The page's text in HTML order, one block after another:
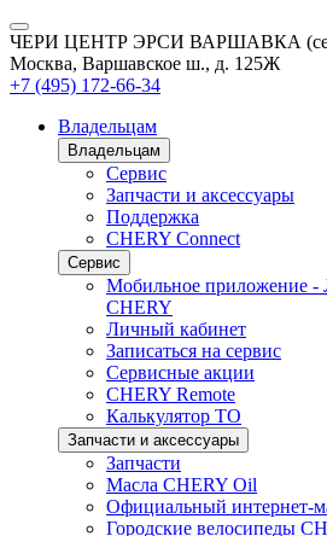
ЧЕРИ ЦЕНТР ЭРСИ ВАРШАВКА
Москва, Варшавское ш., д. 125Ж
+7 (495) 172-66-34
Владельцам
Владельцам
Сервис
Запчасти и аксессуары
Поддержка
CHERY Connect
Сервис
Мобильное приложение -
CHERY
Личный кабинет
Записаться на сервис
Сервисные акции
CHERY Remote
Калькулятор ТО
Запчасти и аксессуары
Запчасти
Масла CHERY Oil
Официальный интернет-
Городские велосипеды